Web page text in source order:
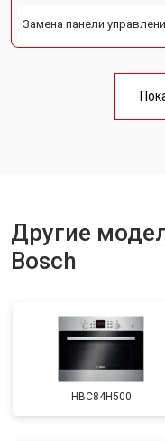
Замена панели
Другие
Bosch
HBC84H500